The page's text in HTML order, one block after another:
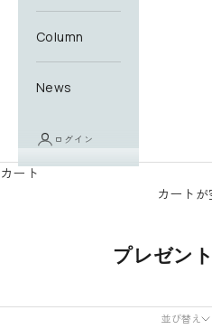
Column
News
ログイン
カート
カート
プレゼン
並び替え